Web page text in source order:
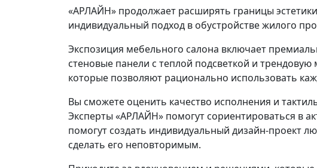
«АРЛАЙН» продолжает расширять границы
индивидуальный подход в обустройстве жилого
Экспозиция мебельного салона включает
стеновые панели с теплой подсветкой и
которые позволяют рационально использовать
Вы сможете оценить качество исполнения и
Эксперты «АРЛАЙН» помогут сориентироваться в
помогут создать индивидуальный дизайн-проект
сделать его неповторимым.